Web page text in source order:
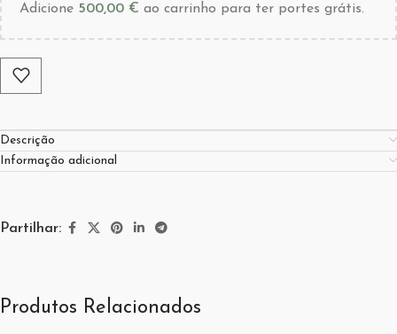
Adicione 500,00 € ao carrinho para ter portes grátis.
Descrição
Informação adicional
Partilhar:
Produtos Relacionados